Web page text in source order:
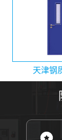
天津钢